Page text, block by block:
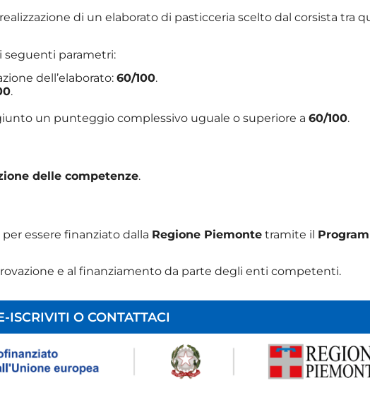
di un elaborato di pasticceria scelto dal corsista tra
seguenti parametri:
dell’elaborato: 60/100.
.
un punteggio complessivo uguale o superiore a 60/100.
delle competenze.
per essere finanziato dalla Regione Piemonte tramite il
e al finanziamento da parte degli enti competenti.
ISCRIVITI O CONTATTACI